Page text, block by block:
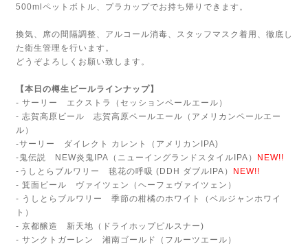
500mlペットボトル、プラカップでお持ち帰りできます。
換気、席の間隔調整、アルコール消毒、スタッフマスク着用、徹底し
た衛生管理を行います。
どうぞよろしくお願い致します。
【本日の樽生ビールラインナップ】
- サーリー エクストラ（セッションペールエール）
- 志賀高原ビール 志賀高原ペールエール（アメリカンペールエー
ル）
-サーリー ダイレクト カレント（アメリカンIPA)
-鬼伝説 NEW炎鬼IPA（ニューイングランドスタイルIPA）
NEW!!
-うしとらブルワリー 毬花の呼吸 (DDH ダブルIPA）
NEW!!
- 箕面ビール ヴァイツェン（ヘーフェヴァイツェン）
- うしとらブルワリー 季節の柑橘のホワイト（ベルジャンホワイ
ト）
- 京都醸造 新天地（ドライホップピルスナー)
- サンクトガーレン 湘南ゴールド（フルーツエール）